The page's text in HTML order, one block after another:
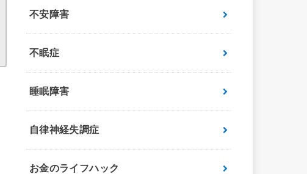
不安障害
不眠症
睡眠障害
自律神経失調症
お金のライフハック